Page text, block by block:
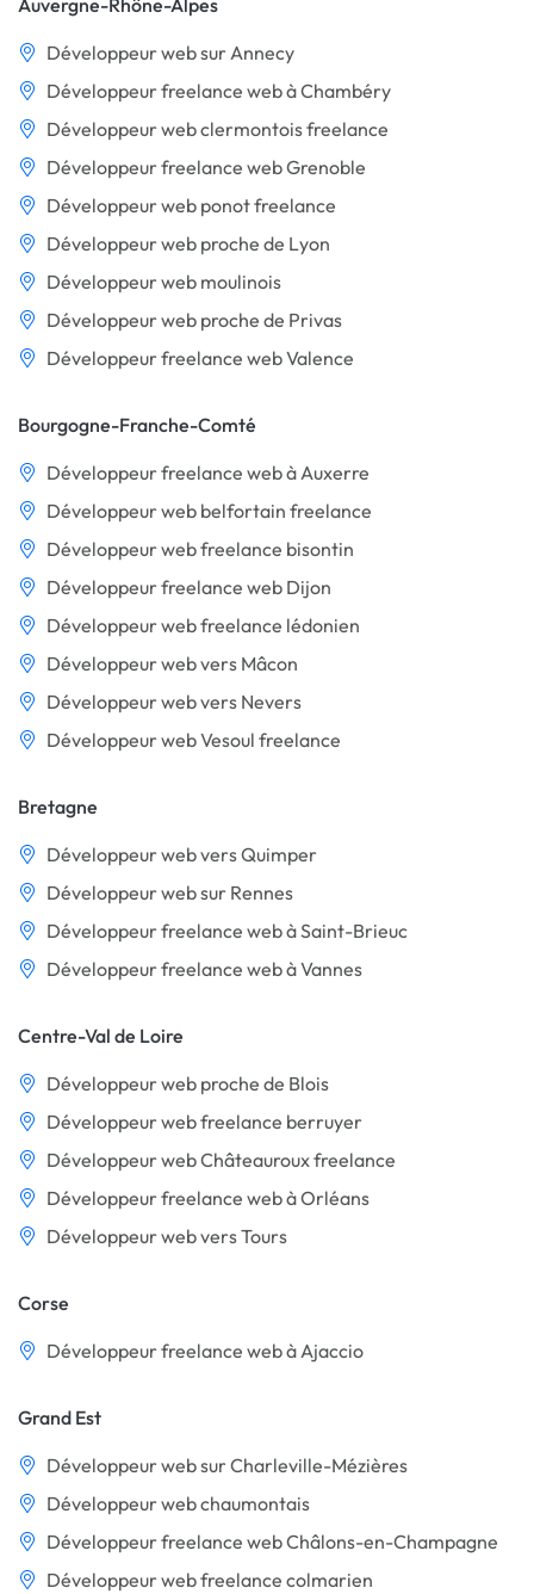
Auvergne-Rhône-Alpes
Développeur web sur Annecy
Développeur freelance web à Chambéry
Développeur web clermontois freelance
Développeur freelance web Grenoble
Développeur web ponot freelance
Développeur web proche de Lyon
Développeur web moulinois
Développeur web proche de Privas
Développeur freelance web Valence
Bourgogne-Franche-Comté
Développeur freelance web à Auxerre
Développeur web belfortain freelance
Développeur web freelance bisontin
Développeur freelance web Dijon
Développeur web freelance lédonien
Développeur web vers Mâcon
Développeur web vers Nevers
Développeur web Vesoul freelance
Bretagne
Développeur web vers Quimper
Développeur web sur Rennes
Développeur freelance web à Saint-Brieuc
Développeur freelance web à Vannes
Centre-Val de Loire
Développeur web proche de Blois
Développeur web freelance berruyer
Développeur web Châteauroux freelance
Développeur freelance web à Orléans
Développeur web vers Tours
Corse
Développeur freelance web à Ajaccio
Grand Est
Développeur web sur Charleville-Mézières
Développeur web chaumontais
Développeur freelance web Châlons-en-Champagne
Développeur web freelance colmarien